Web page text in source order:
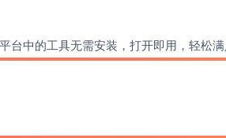
中的工具无需安装，打开即用，轻松满